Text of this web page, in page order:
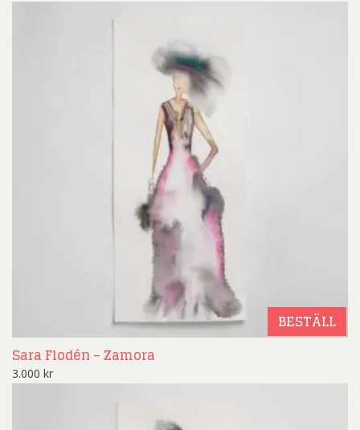
BESTÄLL
Sara Flodén – Zamora
3.000 kr